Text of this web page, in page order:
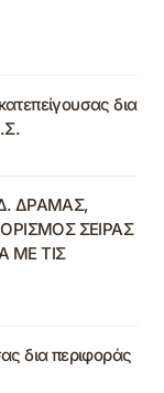
δια
ΔΡΑΜΑΣ,
ΣΕΙΡΑΣ
ΜΕ ΤΙΣ
δια περιφοράς